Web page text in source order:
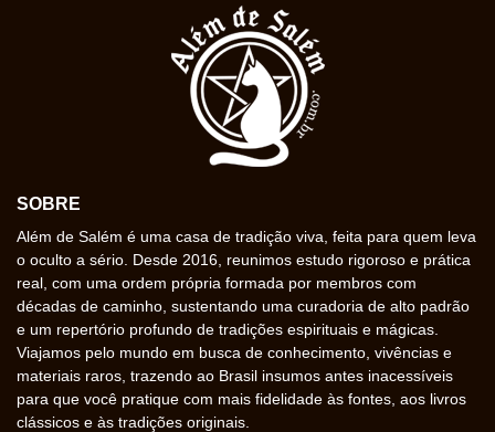
SOBRE
Além de Salém é uma casa de tradição viva, feita para quem leva
o oculto a sério. Desde 2016, reunimos estudo rigoroso e prática
real, com uma ordem própria formada por membros com
décadas de caminho, sustentando uma curadoria de alto padrão
e um repertório profundo de tradições espirituais e mágicas.
Viajamos pelo mundo em busca de conhecimento, vivências e
materiais raros, trazendo ao Brasil insumos antes inacessíveis
para que você pratique com mais fidelidade às fontes, aos livros
clássicos e às tradições originais.